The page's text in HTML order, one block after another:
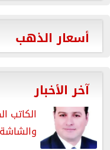
أسعار الذهب
آخر الأخبار
الكاتب